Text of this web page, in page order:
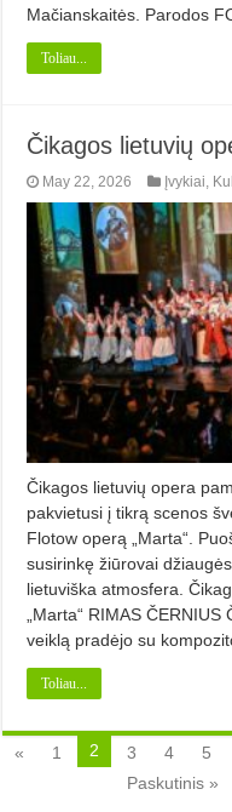
Mačianskaitės. Parodos
Toliau...
Čikagos lietuvių
May 22, 2026 Įvykiai,
Čikagos lietuvių opera
pakvietusi į tikrą scenos
Flotow operą „Marta“.
susirinkę žiūrovai
lietuviška atmosfera.
„Marta“ RIMAS
veiklą pradėjo su
Toliau...
« 1 2 3 4 5
Paskutinis »